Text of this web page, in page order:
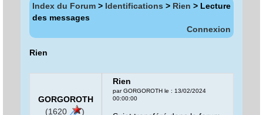
Index du Forum > Identifications > Rien > Lecture
des messages
Connexion
Rien
GORGOROTH
(1620
)
Rien
par GORGOROTH le : 13/02/2024
00:00:00